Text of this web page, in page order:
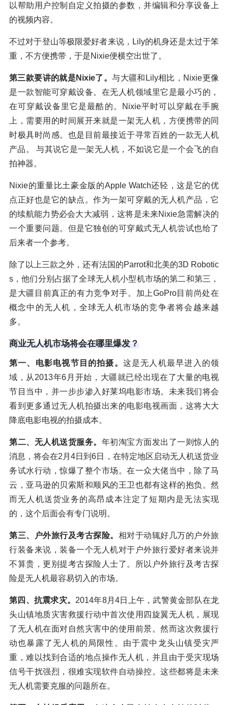
以帮助用户控制自定义拍摄的参数，并编辑和分享设备上
的视频内容。
不过对于登山等极限爱好者来说，Lily的机身还是太过于笨
重，不方便携带，于是Nixie便横空出世了。
第三款要讲的就是Nixie了。与大疆和Lily相比，Nixie更像
是一款智能可穿戴设备。在无人机领域里它是最小巧的，
在可穿戴设备里它是最酷的。Nixie平时可以穿戴在手腕
上，需要用的时间展开来就是一架无人机，方便携带的同
时极具时尚感。也是目前最接近于寻常百姓的一款无人机
产品。 与其说它是一架无人机，不如说它是一个会飞的自
拍神器。
Nixie的重量比土豪金版的Apple Watch还轻，这是它的优
点正好也是它的缺点。作为一架可穿戴的无人机产品，它
的续航能力势必会大大减弱，这将是未来Nixie急需解决的
一个重要问题。但是它独创的可穿戴式无人机尝试也给了
后来者一个参考。
除了以上三款之外，还有法国的Parrot和北美的3D Robotic
s，他们分别占据了全球无人机小型机市场的第二和第三，
是大疆目前真正的有力竞争对手。加上GoPro目前尚处在
概念中的无人机，全球无人机市场的竞争者将会越来越
多。
商业无人机市场将会在哪里爆发？
第一、电影电视节目的拍摄。 这是无人机最早进入的领
域，从2013年6月开始，大疆就已经出现在了大量的电视
节目当中，并一步步渗入好莱坞电影市场。未来我们将会
看到更多通过无人机拍摄出来的电影电视画面，这将大大
降底电影电视的拍摄成本。
第二、无人机送货服务。 年初淘宝方面发出了一则惊人的
消息，将会在2月4日到6日，在特定地区启动无人机送货业
务试水行动，惊爆了整个市场。在一众大佬当中，除了马
云，亚马逊的贝索斯和顺风的王卫也都有这样的抱负。然
而无人机送货业务的高昂成本注定了短期内是无法实现
的，这个后面会有专门说明。
第三、户外旅行及考古探险。 相对于动辄好几万的户外旅
行装备来说，装备一个无人机对于户外旅行爱好者来说并
不算贵，更别提考古探险人士了。所以户外旅行及考古探
险是无人机最容易切入的市场。
第四、抗震求灾。 2014年8月4日上午，武警黄金部队在龙
头山镇地质灾害救援行动中首次使用四旋翼无人机，展现
了无人机在面对自然灾害中的使用前景。然而这次救援行
动也暴露了无人机的局限性。由于震中龙头山镇受灾严
重，难以找到合适的地点操作无人机，并且由于受灾现场
信号干扰强烈，很难实现软件自动操控。这些都将是未来
无人机需要克服的问题所在。